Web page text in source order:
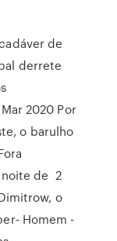
de
derrete
2020 Por
o barulho
noite de 2
o
Homem -